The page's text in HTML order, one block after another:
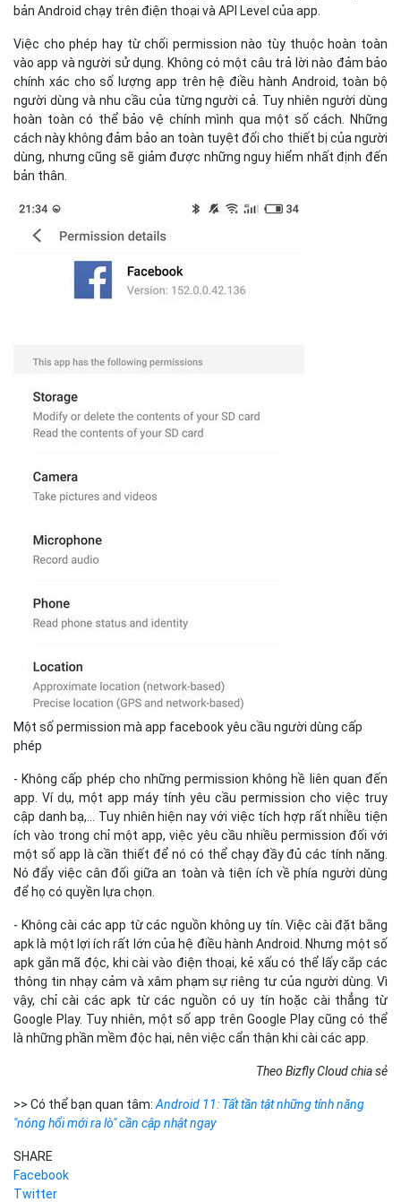
bản Android chạy trên điện thoại và API Level của app.
Việc cho phép hay từ chối permission nào tùy thuộc hoàn toàn
vào app và người sử dụng. Không có một câu trả lời nào đảm bảo
chính xác cho số lượng app trên hệ điều hành Android, toàn bộ
người dùng và nhu cầu của từng người cả. Tuy nhiên người dùng
hoàn toàn có thể bảo vệ chính mình qua một số cách. Những
cách này không đảm bảo an toàn tuyệt đối cho thiết bị của người
dùng, nhưng cũng sẽ giảm được những nguy hiểm nhất định đến
bản thân.
Một số permission mà app facebook yêu cầu người dùng cấp
phép
- Không cấp phép cho những permission không hề liên quan đến
app. Ví dụ, một app máy tính yêu cầu permission cho việc truy
cập danh bạ,… Tuy nhiên hiện nay với việc tích hợp rất nhiều tiện
ích vào trong chỉ một app, việc yêu cầu nhiều permission đối với
một số app là cần thiết để nó có thể chạy đầy đủ các tính năng.
Nó đẩy việc cân đối giữa an toàn và tiện ích về phía người dùng
để họ có quyền lựa chọn.
- Không cài các app từ các nguồn không uy tín. Việc cài đặt bằng
apk là một lợi ích rất lớn của hệ điều hành Android. Nhưng một số
apk gắn mã độc, khi cài vào điện thoại, kẻ xấu có thể lấy cắp các
thông tin nhạy cảm và xâm phạm sự riêng tư của người dùng. Vì
vậy, chỉ cài các apk từ các nguồn có uy tín hoặc cài thẳng từ
Google Play. Tuy nhiên, một số app trên Google Play cũng có thể
là những phần mềm độc hại, nên việc cẩn thận khi cài các app.
Theo Bizfly Cloud chia sẻ
>> Có thể bạn quan tâm: Android 11: Tất tần tật những tính năng
"nóng hổi mới ra lò" cần cập nhật ngay
SHARE
Facebook